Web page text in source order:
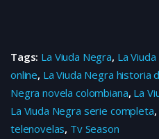
Tags: La Viuda Negra, La
online, La Viuda Negra historia
Negra novela colombiana, La
La Viuda Negra serie completa,
telenovelas, Tv Season